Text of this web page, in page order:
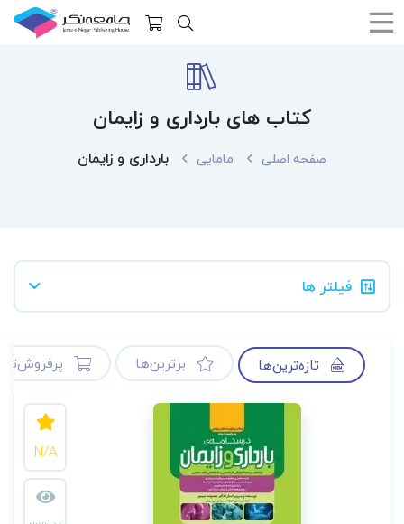
کتاب های بارداری و زایمان
صفحه اصلی مامایی بارداری و زایمان
فیلتر ها
تازه‌ترین‌ها برترین‌ها
N/A